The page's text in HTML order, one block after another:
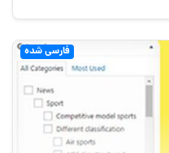
فارسی شده